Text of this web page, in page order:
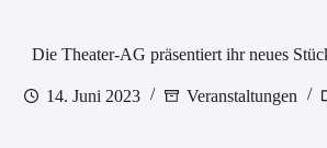
Die Theater-AG präsentiert ihr neues
14. Juni 2023 Veranstaltungen